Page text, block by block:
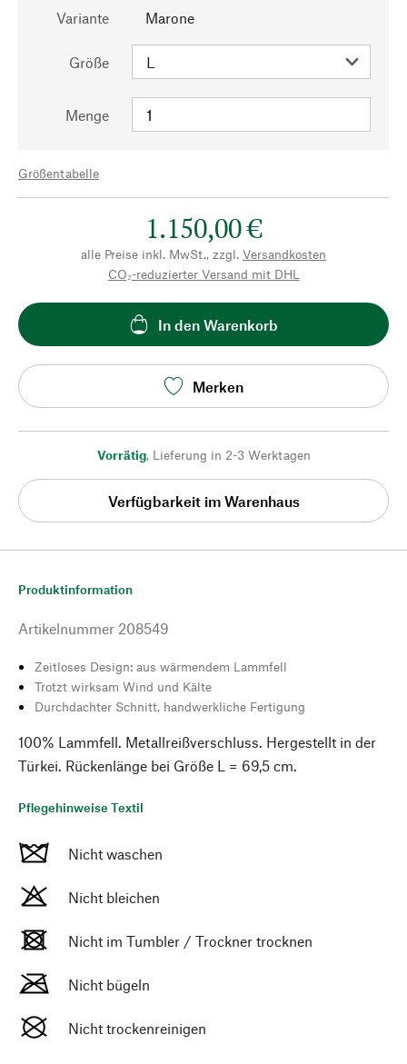
Variante Marone
Größe
Menge
Größentabelle
1.150,00 €
alle Preise inkl. MwSt., zzgl. Versandkosten
CO₂-reduzierter Versand mit DHL
In den Warenkorb
Merken
Vorrätig, Lieferung in 2-3 Werktagen
Verfügbarkeit im Warenhaus
Produktinformation
Artikelnummer 208549
Zeitloses Design: aus wärmendem Lammfell
Trotzt wirksam Wind und Kälte
Durchdachter Schnitt, handwerkliche Fertigung
100% Lammfell. Metallreißverschluss. Hergestellt in der
Türkei. Rückenlänge bei Größe L = 69,5 cm.
Pflegehinweise Textil
Nicht waschen
Nicht bleichen
Nicht im Tumbler / Trockner trocknen
Nicht bügeln
Nicht trockenreinigen